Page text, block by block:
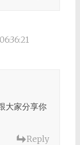
大家分享你
Reply